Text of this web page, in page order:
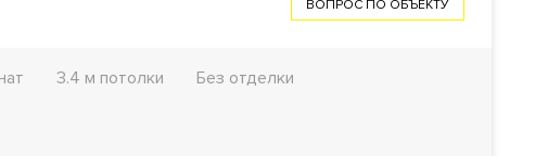
ВОПРОС ПО ОБЪЕКТУ
3.4 м потолки Без отделки